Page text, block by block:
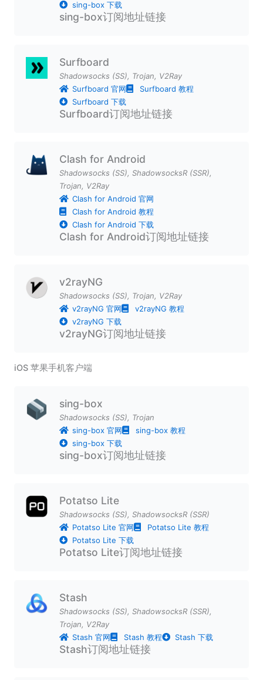
sing-box 下载
sing-box订阅地址链接
Surfboard
Shadowsocks (SS), Trojan, V2Ray
Surfboard 官网
Surfboard 教程
Surfboard 下载
Surfboard订阅地址链接
Clash for Android
Shadowsocks (SS), ShadowsocksR (SSR),
Trojan, V2Ray
Clash for Android 官网
Clash for Android 教程
Clash for Android 下载
Clash for Android订阅地址链接
v2rayNG
Shadowsocks (SS), Trojan, V2Ray
v2rayNG 官网
v2rayNG 教程
v2rayNG 下载
v2rayNG订阅地址链接
iOS 苹果手机客户端
sing-box
Shadowsocks (SS), Trojan
sing-box 官网
sing-box 教程
sing-box 下载
sing-box订阅地址链接
Potatso Lite
Shadowsocks (SS), ShadowsocksR (SSR)
Potatso Lite 官网
Potatso Lite 教程
Potatso Lite 下载
Potatso Lite订阅地址链接
Stash
Shadowsocks (SS), ShadowsocksR (SSR),
Trojan, V2Ray
Stash 官网
Stash 教程 Stash 下载
Stash订阅地址链接